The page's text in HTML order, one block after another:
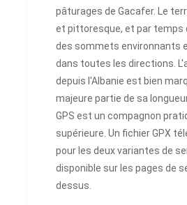
pâturages de Gacafer. Le
et pittoresque, et par temps
des sommets environnants
dans toutes les directions.
depuis l'Albanie est bien
majeure partie de sa
GPS est un compagnon
supérieure. Un fichier GPX
pour les deux variantes de
disponible sur les pages de
dessus.